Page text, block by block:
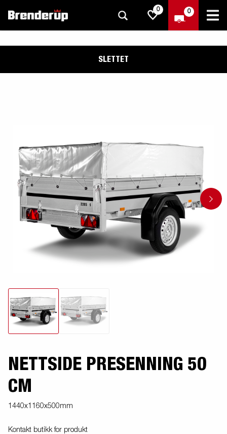
0 0
SLETTET
NETTSIDE PRESENNING 50
CM
1440x1160x500mm
Kontakt butikk for produkt